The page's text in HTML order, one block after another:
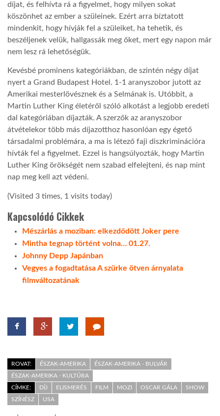
díjat, és felhívta rá a figyelmet, hogy milyen sokat
köszönhet az ember a szüleinek. Ezért arra bíztatott
mindenkit, hogy hívják fel a szüleiket, ha tehetik, és
beszéljenek velük, hallgassák meg őket, mert egy napon már
nem lesz rá lehetőségük.
Kevésbé prominens kategóriákban, de szintén négy díjat
nyert a Grand Budapest Hotel. 1-1 aranyszobor jutott az
Amerikai mesterlövésznek és a Selmának is. Utóbbit, a
Martin Luther King életéről szóló alkotást a legjobb eredeti
dal kategóriában díjazták. A szerzők az aranyszobor
átvételekor több más díjazotthoz hasonlóan egy égető
társadalmi problémára, a ma is létező faji diszkriminációra
hívták fel a figyelmet. Ezzel is hangsúlyozták, hogy Martin
Luther King örökségét nem szabad elfelejteni, és nap mint
nap meg kell azt védeni.
(Visited 3 times, 1 visits today)
Kapcsolódó Cikkek
Mészárlás a moziban: elkezdődött Joker pere
Mintha tegnap történt volna… 01.27.
Johnny Depp Japánban
Vegyes a fogadtatása A szürke ötven árnyalata
filmváltozatának
ROVAT: ÉSZAK-AMERIKA
ÉSZAK-AMERIKA - BULVÁR
ÉSZAK-AMERIKA - KULTÚRA
CÍMKE:
DÍJ ELISMERÉS FILM MOZI OSCAR GÁLA
SHOW
SZÍNÉSZ
USA